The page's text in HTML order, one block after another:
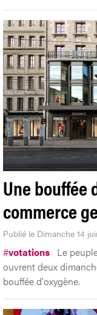
Une bouffée
commerce
Publié le Dimanche 14
#votations Le
ouvrent deux
bouffée d'oxygène.